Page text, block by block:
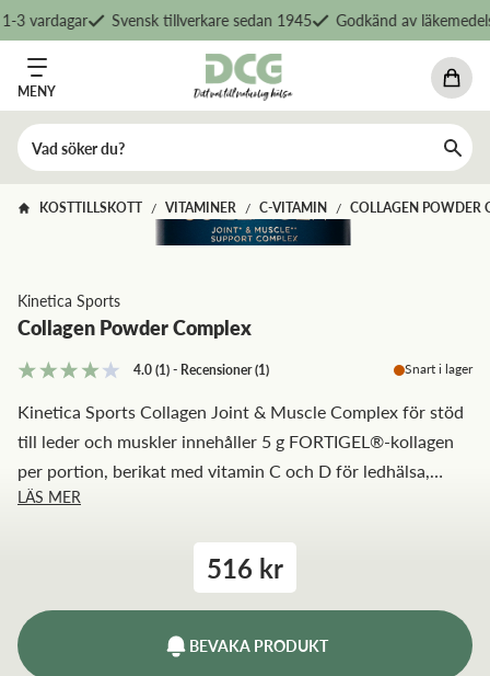
3 vardagar Svensk tillverkare sedan 1945 Godkänd av
MENY
KOSTTILLSKOTT / VITAMINER / C-VITAMIN / COLLAGEN POWDER
Kinetica Sports
Collagen Powder Complex
4.0(1)- Recensioner(1) Snart i lager
Kinetica Sports Collagen Joint & Muscle Complex för stöd
till leder och muskler innehåller 5 g FORTIGEL®-kollagen
per portion, berikat med vitamin C och D för ledhälsa,
muskler och immunförsvar. Produkten är WADA-testad
LÄS MER
516 kr
BEVAKA PRODUKT